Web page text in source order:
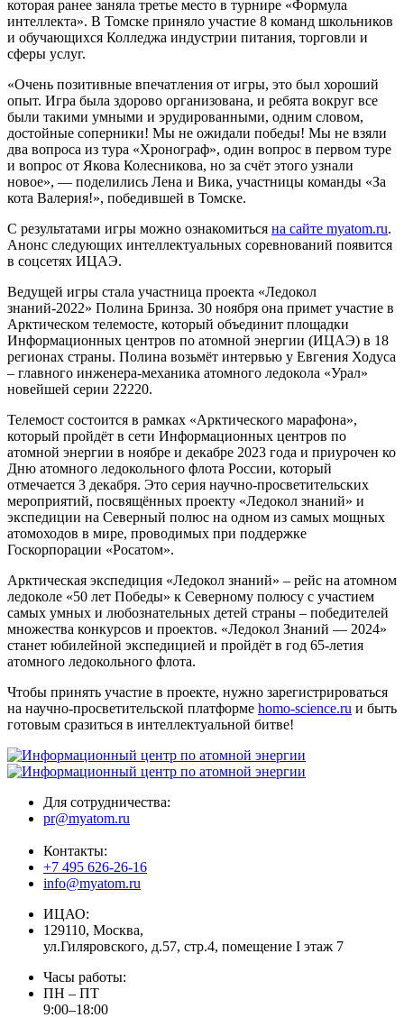
которая ранее заняла третье место в турнире «Формула
интеллекта». В Томске приняло участие 8 команд школьников
и обучающихся Колледжа индустрии питания, торговли и
сферы услуг.
«Очень позитивные впечатления от игры, это был хороший
опыт. Игра была здорово организована, и ребята вокруг все
были такими умными и эрудированными, одним словом,
достойные соперники! Мы не ожидали победы! Мы не взяли
два вопроса из тура «Хронограф», один вопрос в первом туре
и вопрос от Якова Колесникова, но за счёт этого узнали
новое», — поделились Лена и Вика, участницы команды «За
кота Валерия!», победившей в Томске.
С результатами игры можно ознакомиться на сайте myatom.ru.
Анонс следующих интеллектуальных соревнований появится
в соцсетях ИЦАЭ.
Ведущей игры стала участница проекта «Ледокол
знаний-2022» Полина Бринза. 30 ноября она примет участие в
Арктическом телемосте, который объединит площадки
Информационных центров по атомной энергии (ИЦАЭ) в 18
регионах страны. Полина возьмёт интервью у Евгения Ходуса
– главного инженера-механика атомного ледокола «Урал»
новейшей серии 22220.
Телемост состоится в рамках «Арктического марафона»,
который пройдёт в сети Информационных центров по
атомной энергии в ноябре и декабре 2023 года и приурочен ко
Дню атомного ледокольного флота России, который
отмечается 3 декабря. Это серия научно-просветительских
мероприятий, посвящённых проекту «Ледокол знаний» и
экспедиции на Северный полюс на одном из самых мощных
атомоходов в мире, проводимых при поддержке
Госкорпорации «Росатом».
Арктическая экспедиция «Ледокол знаний» – рейс на атомном
ледоколе «50 лет Победы» к Северному полюсу с участием
самых умных и любознательных детей страны – победителей
множества конкурсов и проектов. «Ледокол Знаний — 2024»
станет юбилейной экспедицией и пройдёт в год 65-летия
атомного ледокольного флота.
Чтобы принять участие в проекте, нужно зарегистрироваться
на научно-просветительской платформе homo-science.ru и быть
готовым сразиться в интеллектуальной битве!
Для сотрудничества:
pr@myatom.ru
Контакты:
+7 495 626-26-16
info@myatom.ru
ИЦАО:
129110, Москва,
ул.Гиляровского, д.57, стр.4, помещение I этаж 7
Часы работы:
ПН – ПТ
9:00–18:00